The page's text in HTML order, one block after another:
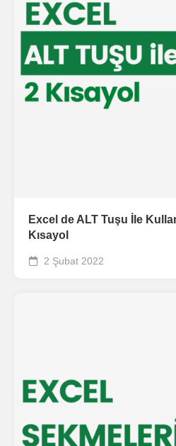
Excel de ALT Tuşu İle
Kısayol
2 Şubat 2022